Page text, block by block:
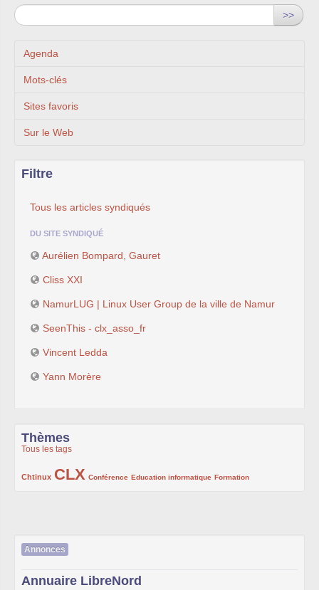
>>
Agenda
Mots-clés
Sites favoris
Sur le Web
Filtre
Tous les articles syndiqués
DU SITE SYNDIQUÉ
Aurélien Bompard, Gauret
Cliss XXI
NamurLUG | Linux User Group de la ville de Namur
SeenThis - clx_asso_fr
Vincent Ledda
Yann Morère
Thèmes
Tous les tags
Chtinux
222/1002CLX
1002/1002 Conférence
132/1002 Education informatique
119/1002 Formation
168/1002
Annonces
Annuaire LibreNord